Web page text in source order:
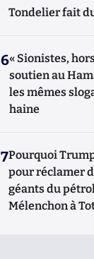
Tondelier fait
6« Sionistes,
soutien au
les mêmes
haine
7Pourquoi
pour réclamer
géants du
Mélenchon à